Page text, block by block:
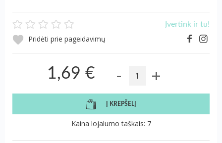
Įvertink ir tu!
Pridėti prie pageidavimų
1,69 € - +
Į KREPŠELĮ
Kaina lojalumo taškais: 7